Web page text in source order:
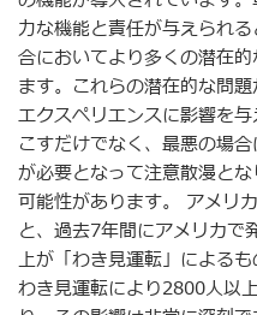
力な機能と責任が与えられ
合においてより多くの潜在
ます。これらの潜在的な問
エクスペリエンスに影響を
こすだけでなく、最悪の場
が必要となって注意散漫と
可能性があります。 アメリ
と、過去7年間にアメリカで
上が「わき見運転」による
わき見運転により2800人以